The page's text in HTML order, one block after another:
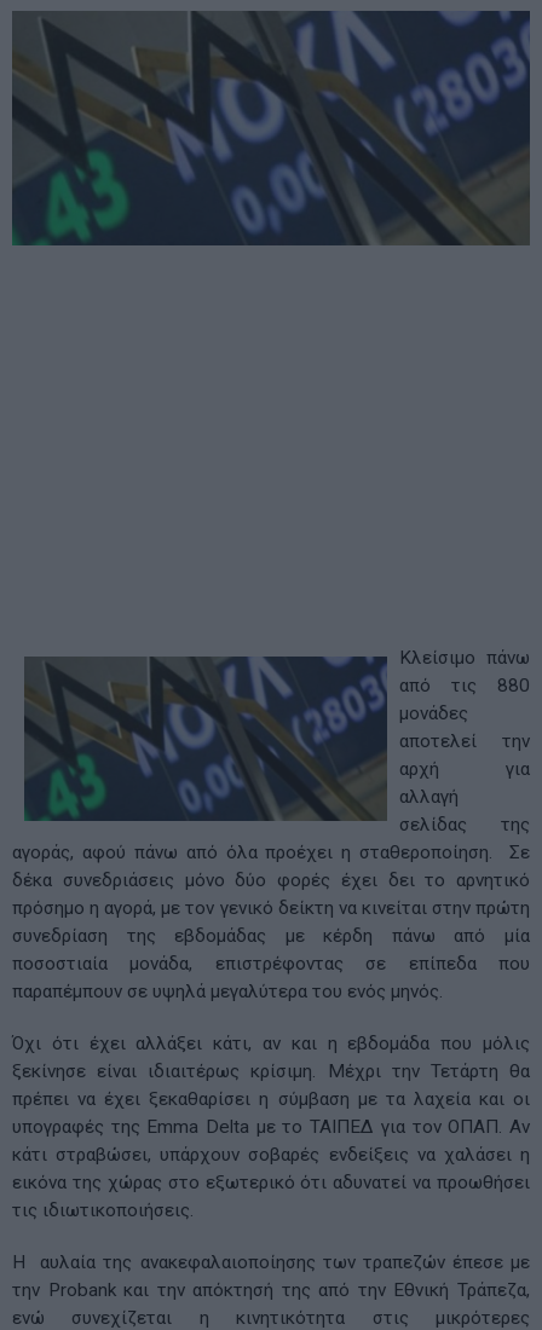
Κλείσιμο πάνω
από τις 880
μονάδες
αποτελεί την
αρχή για
αλλαγή
σελίδας της
αγοράς, αφού πάνω από όλα προέχει η σταθεροποίηση. Σε
δέκα συνεδριάσεις μόνο δύο φορές έχει δει το αρνητικό
πρόσημο η αγορά, με τον γενικό δείκτη να κινείται στην πρώτη
συνεδρίαση της εβδομάδας με κέρδη πάνω από μία
ποσοστιαία μονάδα, επιστρέφοντας σε επίπεδα που
παραπέμπουν σε υψηλά μεγαλύτερα του ενός μηνός.
Όχι ότι έχει αλλάξει κάτι, αν και η εβδομάδα που μόλις
ξεκίνησε είναι ιδιαιτέρως κρίσιμη. Μέχρι την Τετάρτη θα
πρέπει να έχει ξεκαθαρίσει η σύμβαση με τα λαχεία και οι
υπογραφές της Emma Delta με το ΤΑΙΠΕΔ για τον ΟΠΑΠ. Αν
κάτι στραβώσει, υπάρχουν σοβαρές ενδείξεις να χαλάσει η
εικόνα της χώρας στο εξωτερικό ότι αδυνατεί να προωθήσει
τις ιδιωτικοποιήσεις.
Η αυλαία της ανακεφαλαιοποίησης των τραπεζών έπεσε με
την Probank και την απόκτησή της από την Εθνική Τράπεζα,
ενώ συνεχίζεται η κινητικότητα στις μικρότερες